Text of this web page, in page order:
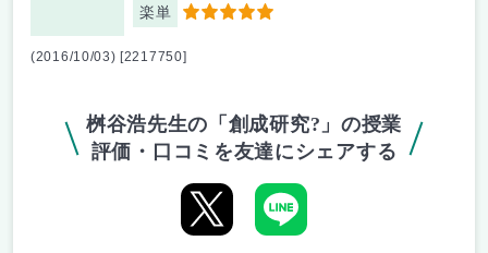
楽単 5
(2016/10/03) [2217750]
桝谷浩先生の「創成研究?」の授業
評価・口コミを友達にシェアする